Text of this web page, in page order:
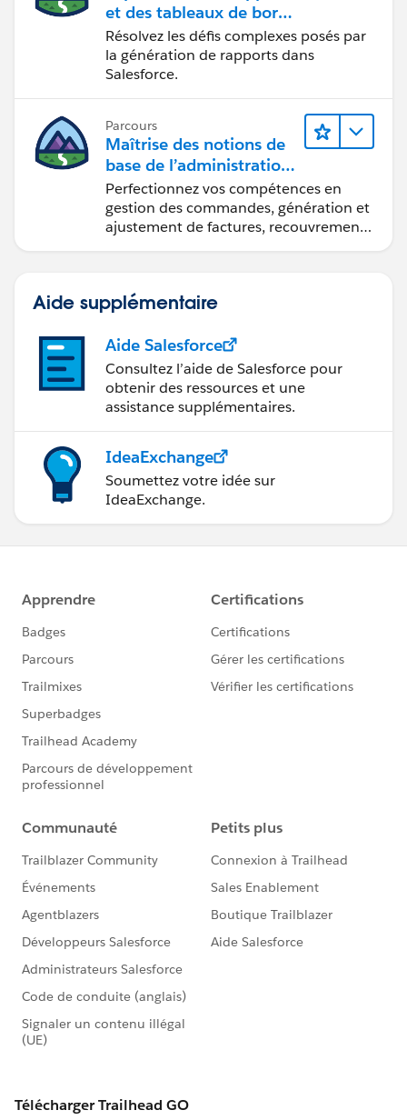
et des tableaux de bord
Lightning Experience
Résolvez les défis complexes posés par
la génération de rapports dans
Salesforce.
Parcours
Maîtrise des notions de
base de l’administration
de Salesforce Billing
Perfectionnez vos compétences en
gestion des commandes, génération et
ajustement de factures, recouvrement
Aide supplémentaire
Aide Salesforce
Consultez l’aide de Salesforce pour
obtenir des ressources et une
assistance supplémentaires.
IdeaExchange
Soumettez votre idée sur
IdeaExchange.